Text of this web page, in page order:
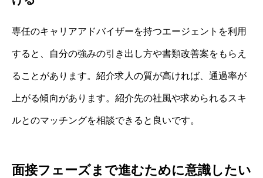
専任のキャリアアドバイザーを持つエージェントを利用
すると、自分の強みの引き出し方や書類改善案をもらえ
ることがあります。紹介求人の質が高ければ、通過率が
上がる傾向があります。紹介先の社風や求められるスキ
ルとのマッチングを相談できると良いです。
面接フェーズまで進むために意識したい